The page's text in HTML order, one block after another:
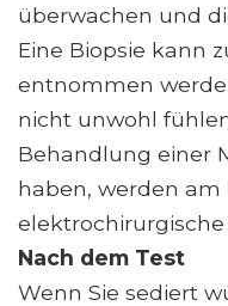
überwachen und
Eine Biopsie kann
entnommen
nicht unwohl
Behandlung einer
haben, werden
Nach dem Test
Wenn Sie sediert